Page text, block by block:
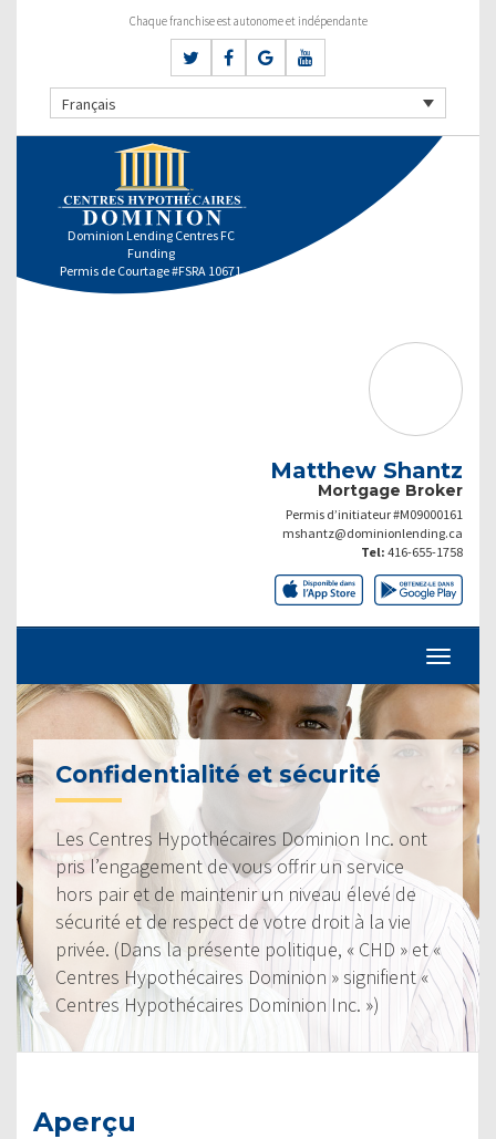
Chaque franchise est autonome et indépendante
Français
Dominion Lending Centres FC
Funding
Permis de Courtage #FSRA 10671
Matthew Shantz
Mortgage Broker
Permis d’initiateur #M09000161
mshantz@dominionlending.ca
Tel: 416-655-1758
Confidentialité et sécurité
Les Centres Hypothécaires Dominion Inc. ont
pris l’engagement de vous offrir un service
hors pair et de maintenir un niveau élevé de
sécurité et de respect de votre droit à la vie
privée. (Dans la présente politique, « CHD » et «
Centres Hypothécaires Dominion » signifient «
Centres Hypothécaires Dominion Inc. »)
Aperçu